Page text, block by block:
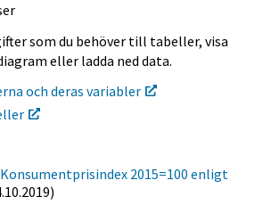
som du behöver till tabeller, visa
eller ladda ned data.
och deras variabler
2015=100 enligt